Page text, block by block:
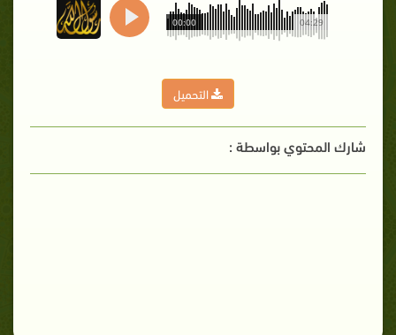
04:29
00:00
التحميل
شارك المحتوي بواسطة :